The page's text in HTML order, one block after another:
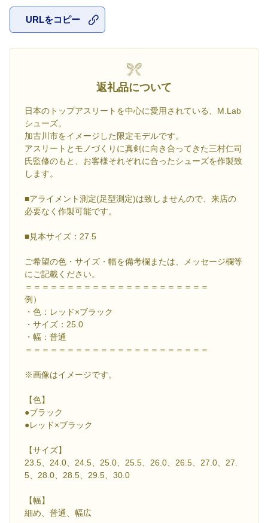
URLをコピー
返礼品について
日本のトップアスリートを中心に愛用されている、M.Lab
シューズ。
加古川市をイメージした限定モデルです。
アスリートとモノづくりに真剣に向き合ってきた三村仁司
氏監修のもと、お客様それぞれに合ったシューズを作製致
します。
■アライメント測定(足型測定)は致しませんので、来店の
必要なく作製可能です。
■見本サイズ：27.5
ご希望の色・サイズ・幅を備考欄または、メッセージ欄等
にご記載ください。
＝＝＝＝＝＝＝＝＝＝＝＝＝＝＝＝＝＝＝＝＝＝
例）
・色：レッド×ブラック
・サイズ：25.0
・幅：普通
＝＝＝＝＝＝＝＝＝＝＝＝＝＝＝＝＝＝＝＝＝＝
※画像はイメージです。
【色】
●ブラック
●レッド×ブラック
【サイズ】
23.5、24.0、24.5、25.0、25.5、26.0、26.5、27.0、27.
5、28.0、28.5、29.5、30.0
【幅】
細め、普通、幅広